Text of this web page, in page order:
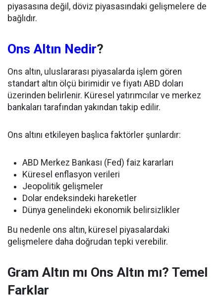
piyasasına değil, döviz piyasasındaki gelişmelere de
bağlıdır.
Ons Altın Nedir?
Ons altın, uluslararası piyasalarda işlem gören
standart altın ölçü birimidir ve fiyatı ABD doları
üzerinden belirlenir. Küresel yatırımcılar ve merkez
bankaları tarafından yakından takip edilir.
Ons altını etkileyen başlıca faktörler şunlardır:
ABD Merkez Bankası (Fed) faiz kararları
Küresel enflasyon verileri
Jeopolitik gelişmeler
Dolar endeksindeki hareketler
Dünya genelindeki ekonomik belirsizlikler
Bu nedenle ons altın, küresel piyasalardaki
gelişmelere daha doğrudan tepki verebilir.
Gram Altın mı Ons Altın mı? Temel
Farklar